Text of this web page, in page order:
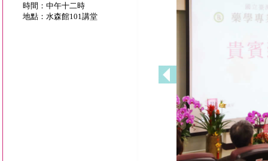
時間：中午十二時
地點：水森館101講堂